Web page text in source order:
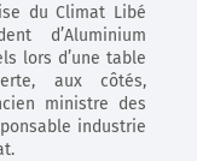
du Climat Libé
d’Aluminium
lors d’une table
aux côtés,
ministre des
industrie